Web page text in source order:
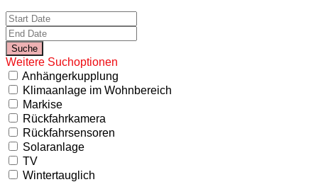
Weitere Suchoptionen
Anhängerkupplung
Klimaanlage im Wohnbereich
Markise
Rückfahrkamera
Rückfahrsensoren
Solaranlage
TV
Wintertauglich